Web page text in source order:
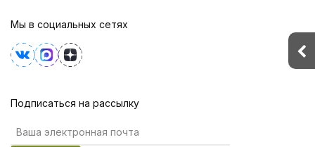
Мы в социальных сетях
Подписаться на рассылку